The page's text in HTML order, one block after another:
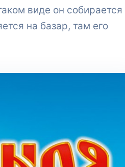
виде он собирается
на базар, там его